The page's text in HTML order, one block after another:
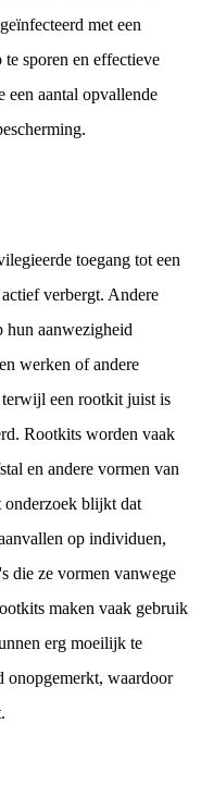
met een
sporen en effectieve
een aantal opvallende
toegang tot een
verbergt. Andere
hun aanwezigheid
werken of andere
terwijl een rootkit juist is
Rootkits worden vaak
en andere vormen van
onderzoek blijkt dat
op individuen,
die ze vormen vanwege
maken vaak gebruik
erg moeilijk te
onopgemerkt, waardoor